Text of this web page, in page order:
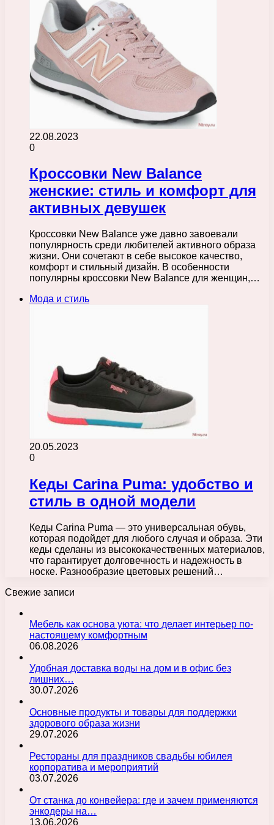
22.08.2023
0
Кроссовки New Balance
женские: стиль и комфорт для
активных девушек
Кроссовки New Balance уже давно завоевали
популярность среди любителей активного образа
жизни. Они сочетают в себе высокое качество,
комфорт и стильный дизайн. В особенности
популярны кроссовки New Balance для женщин,…
Мода и стиль
20.05.2023
0
Кеды Carina Puma: удобство и
стиль в одной модели
Кеды Carina Puma — это универсальная обувь,
которая подойдет для любого случая и образа. Эти
кеды сделаны из высококачественных материалов,
что гарантирует долговечность и надежность в
носке. Разнообразие цветовых решений…
Свежие записи
Мебель как основа уюта: что делает интерьер по-
настоящему комфортным
06.08.2026
Удобная доставка воды на дом и в офис без
лишних…
30.07.2026
Основные продукты и товары для поддержки
здорового образа жизни
29.07.2026
Рестораны для праздников свадьбы юбилея
корпоратива и мероприятий
03.07.2026
От станка до конвейера: где и зачем применяются
энкодеры на…
13.06.2026